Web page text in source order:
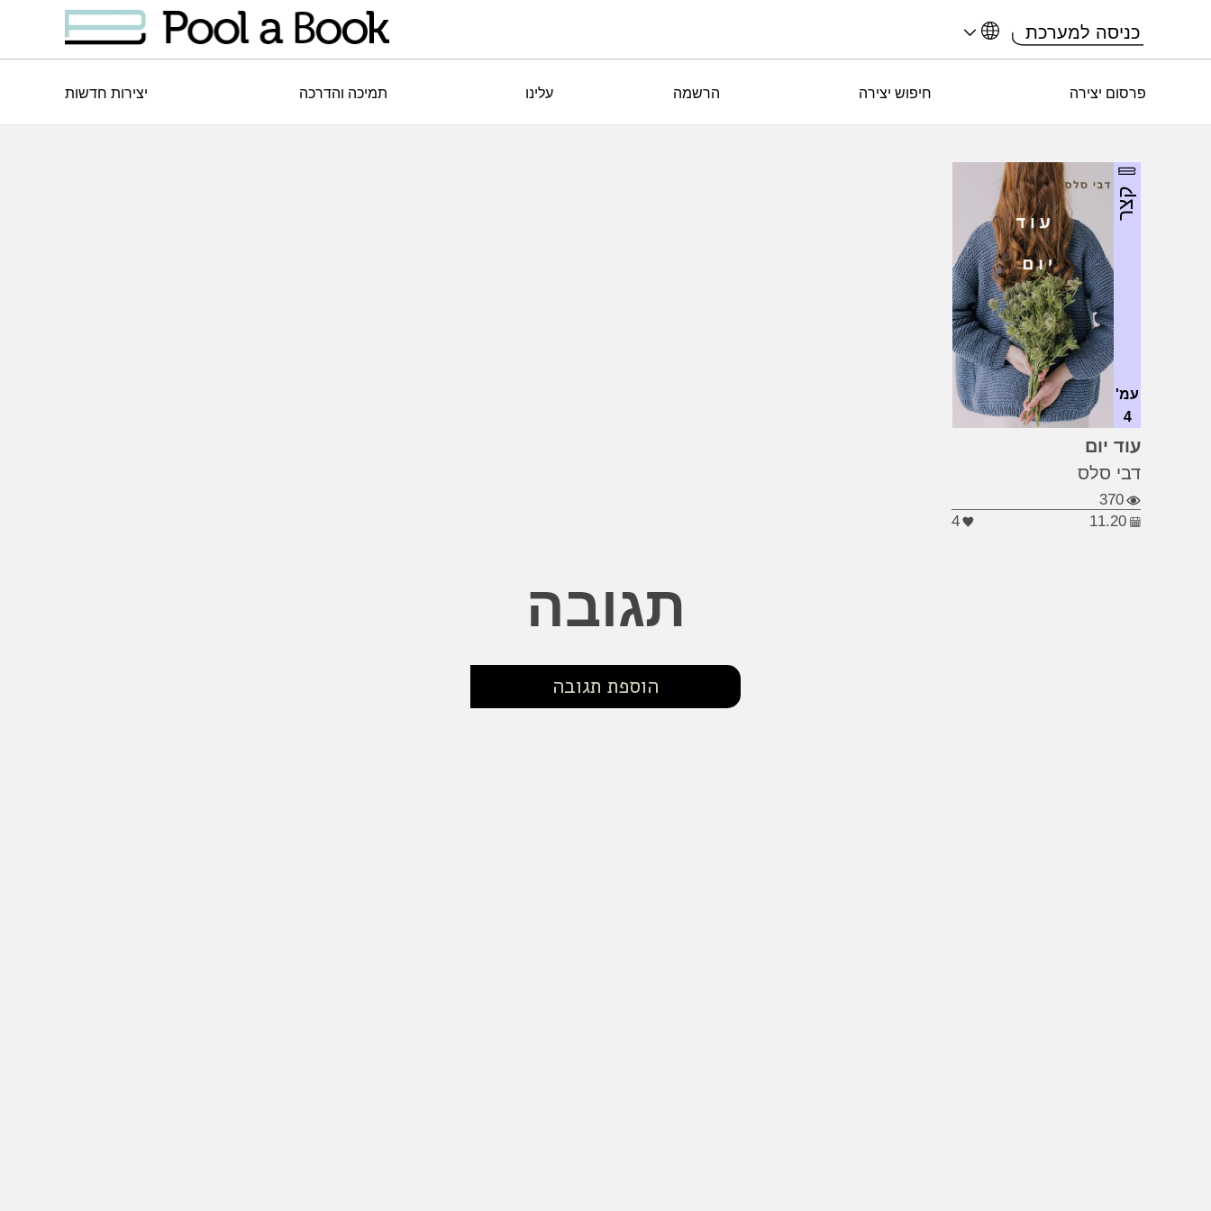
כניסה למערכת
פרסום יצירה חיפוש יצירה הרשמה עלינו תמיכה והדרכה יצירות חדשות
קצר
עמ'
4
#התבגרות
#הטרדה מינית
#אחריות
עוד יום
דבי סלס
370
11.20
4
תגובה
הוספת תגובה